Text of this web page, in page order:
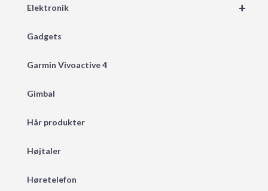
+
Elektronik
Gadgets
Garmin Vivoactive 4
Gimbal
Hår produkter
Højtaler
Høretelefon